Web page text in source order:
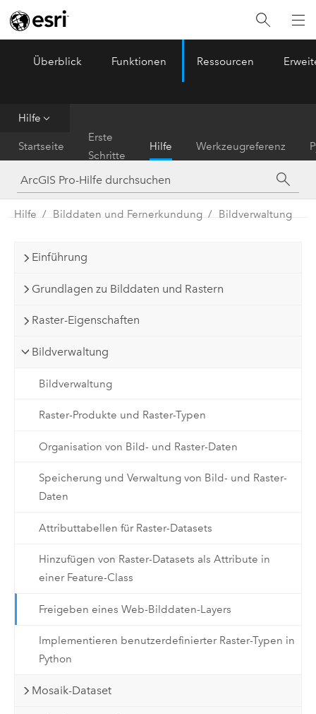
ArcGIS Pro
Überblick Funktionen Ressourcen
Hilfe
Startseite
Erste
Schritte
Hilfe Werkzeugreferenz
Hilfe Bilddaten und Fernerkundung Bildverwaltung
Einführung
Grundlagen zu Bilddaten und Rastern
Raster-Eigenschaften
Bildverwaltung
Bildverwaltung
Raster-Produkte und Raster-Typen
Organisation von Bild- und Raster-Daten
Speicherung und Verwaltung von Bild- und Raster-
Daten
Attributtabellen für Raster-Datasets
Hinzufügen von Raster-Datasets als Attribute in
einer Feature-Class
Freigeben eines Web-Bilddaten-Layers
Implementieren benutzerdefinierter Raster-Typen in
Python
Mosaik-Dataset